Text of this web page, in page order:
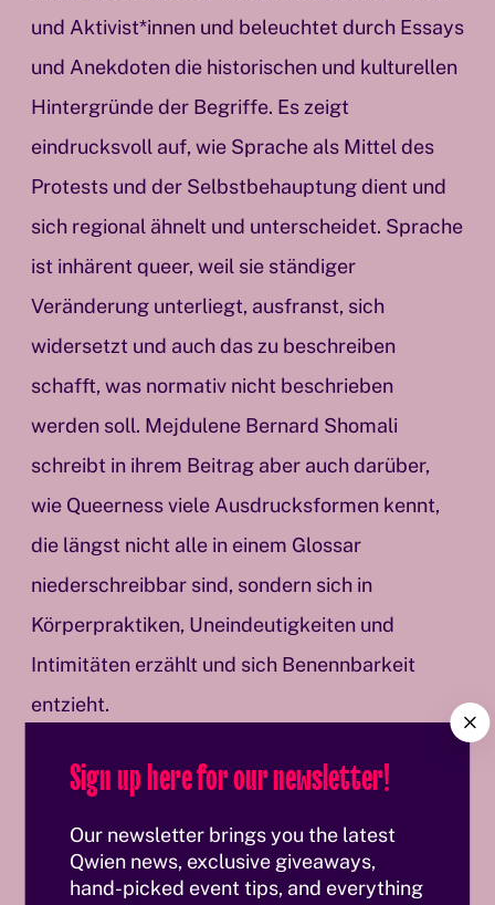
und Aktivist*innen und beleuchtet durch Essays
und Anekdoten die historischen und kulturellen
Hintergründe der Begriffe. Es zeigt
eindrucksvoll auf, wie Sprache als Mittel des
Protests und der Selbstbehauptung dient und
sich regional ähnelt und unterscheidet. Sprache
ist inhärent queer, weil sie ständiger
Veränderung unterliegt, ausfranst, sich
widersetzt und auch das zu beschreiben
schafft, was normativ nicht beschrieben
werden soll. Mejdulene Bernard Shomali
schreibt in ihrem Beitrag aber auch darüber,
wie Queerness viele Ausdrucksformen kennt,
die längst nicht alle in einem Glossar
niederschreibbar sind, sondern sich in
Körperpraktiken, Uneindeutigkeiten und
Intimitäten erzählt und sich Benennbarkeit
entzieht.
,,There is the pleasure of representation (…).
the pleasure at refusing easy classification, In
worlds ruled by binaries, by demands to exist
C
l
Sign up here for our newsletter!
Our newsletter brings you the latest
Qwien news, exclusive giveaways,
hand-picked event tips, and everything